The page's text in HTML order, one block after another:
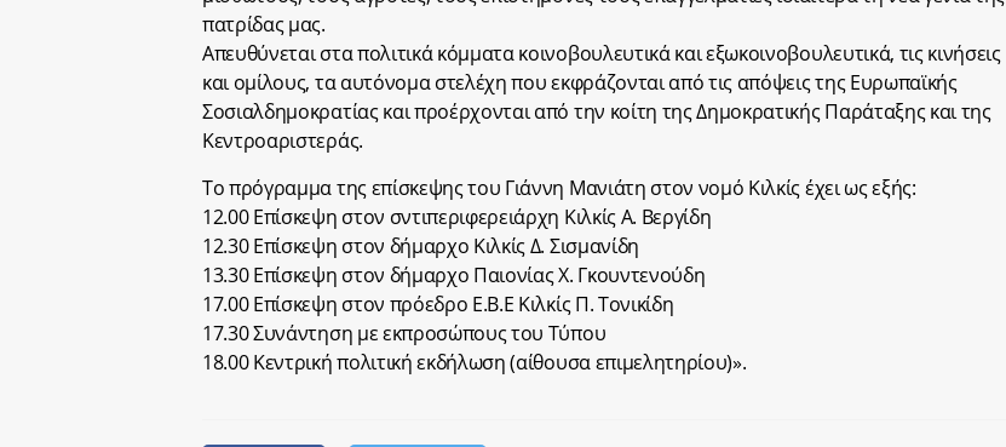
πατρίδας μας.
Απευθύνεται στα πολιτικά κόμματα κοινοβουλευτικά και εξωκοινοβουλευτικά, τις κινήσεις
και ομίλους, τα αυτόνομα στελέχη που εκφράζονται από τις απόψεις της Ευρωπαϊκής
Σοσιαλδημοκρατίας και προέρχονται από την κοίτη της Δημοκρατικής Παράταξης και της
Κεντροαριστεράς.
Το πρόγραμμα της επίσκεψης του Γιάννη Μανιάτη στον νομό Κιλκίς έχει ως εξής:
12.00 Επίσκεψη στον σντιπεριφερειάρχη Κιλκίς Α. Βεργίδη
12.30 Επίσκεψη στον δήμαρχο Κιλκίς Δ. Σισμανίδη
13.30 Επίσκεψη στον δήμαρχο Παιονίας Χ. Γκουντενούδη
17.00 Επίσκεψη στον πρόεδρο Ε.Β.Ε Κιλκίς Π. Τονικίδη
17.30 Συνάντηση με εκπροσώπους του Τύπου
18.00 Κεντρική πολιτική εκδήλωση (αίθουσα επιμελητηρίου)».